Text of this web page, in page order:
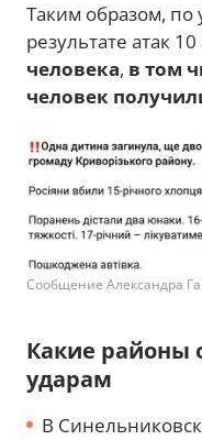
Таким образом,
результате атак 10
человека, в том
человек
Сообщение Александра
Какие районы
ударам
В